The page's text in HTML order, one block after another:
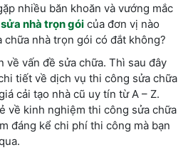
nhiều băn khoăn và vướng mắc
sửa nhà trọn gói của đơn vị nào
chữa nhà trọn gói có đắt không?
về vấn đề sửa chữa. Thì sau đây
tiết về dịch vụ thi công sửa chữa
cải tạo nhà cũ uy tín từ A – Z.
về kinh nghiệm thi công sửa chữa
đáng kể chi phí thi công mà bạn